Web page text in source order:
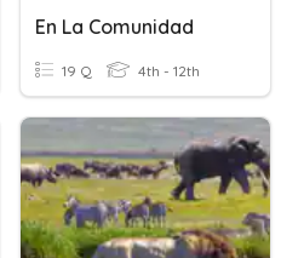
En La Comunidad
19 Q 4th - 12th